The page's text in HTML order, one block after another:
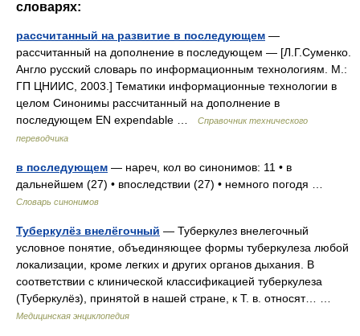
словарях:
рассчитанный на развитие в последующем —
рассчитанный на дополнение в последующем — [Л.Г.Суменко.
Англо русский словарь по информационным технологиям. М.:
ГП ЦНИИС, 2003.] Тематики информационные технологии в
целом Синонимы рассчитанный на дополнение в
последующем EN expendable …
Справочник технического
переводчика
в последующем — нареч, кол во синонимов: 11 • в
дальнейшем (27) • впоследствии (27) • немного погодя …
Словарь синонимов
Туберкулёз внелёгочный — Туберкулез внелегочный
условное понятие, объединяющее формы туберкулеза любой
локализации, кроме легких и других органов дыхания. В
соответствии с клинической классификацией туберкулеза
(Туберкулёз), принятой в нашей стране, к Т. в. относят… …
Медицинская энциклопедия